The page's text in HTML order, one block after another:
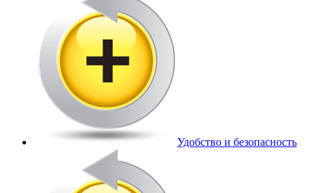
Удобство и безопасность